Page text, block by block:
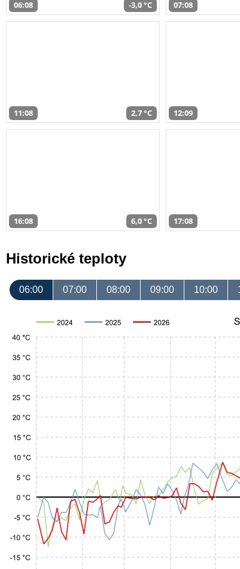
06:08 -3,0 °C 07:08
11:08 2,7 °C 12:09
16:08 6,0 °C 17:08
Historické teploty
06:00 07:00 08:00 09:00 10:00